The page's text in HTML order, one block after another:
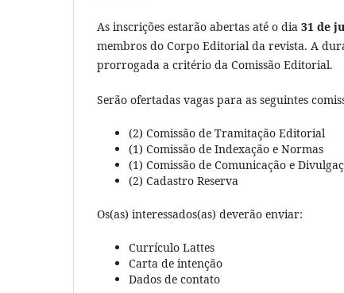
As inscrições estarão abertas até o dia 31 de
membros do Corpo Editorial da revista. A
prorrogada a critério da Comissão Editorial.
Serão ofertadas vagas para as seguintes
(2) Comissão de Tramitação Editorial
(1) Comissão de Indexação e Normas
(1) Comissão de Comunicação e
(2) Cadastro Reserva
Os(as) interessados(as) deverão enviar:
Currículo Lattes
Carta de intenção
Dados de contato